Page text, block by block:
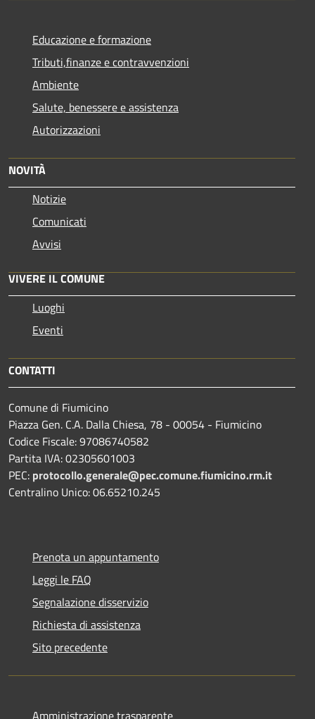
Educazione e formazione
Tributi,finanze e contravvenzioni
Ambiente
Salute, benessere e assistenza
Autorizzazioni
NOVITÀ
Notizie
Comunicati
Avvisi
VIVERE IL COMUNE
Luoghi
Eventi
CONTATTI
Comune di Fiumicino
Piazza Gen. C.A. Dalla Chiesa, 78 - 00054 - Fiumicino
Codice Fiscale: 97086740582
Partita IVA: 02305601003
PEC: protocollo.generale@pec.comune.fiumicino.rm.it
Centralino Unico: 06.65210.245
Prenota un appuntamento
Leggi le FAQ
Segnalazione disservizio
Richiesta di assistenza
Sito precedente